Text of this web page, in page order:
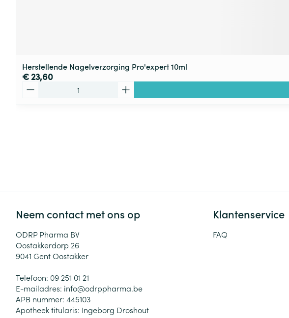
Herstellende Nagelverzorging Pro'expert 10ml
€ 23,60
Neem contact met ons op
ODRP Pharma BV
Oostakkerdorp 26
9041 Gent Oostakker
Telefoon: 09 251 01 21
E-mailadres: info@odrppharma.be
APB nummer: 445103
Apotheek titularis: Ingeborg Droshout
Klantenservice
FAQ